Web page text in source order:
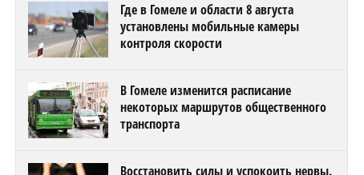
Где в Гомеле и области 8 августа
установлены мобильные камеры
контроля скорости
В Гомеле изменится расписание
некоторых маршрутов общественного
транспорта
Восстановить силы и успокоить нервы.